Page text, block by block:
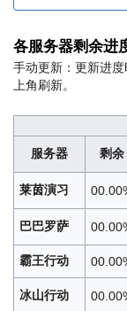
各服务器剩余进
手动更新：更新进
上角刷新。
服务器
剩余
莱茵演习
巴巴罗萨
霸王行动
冰山行动